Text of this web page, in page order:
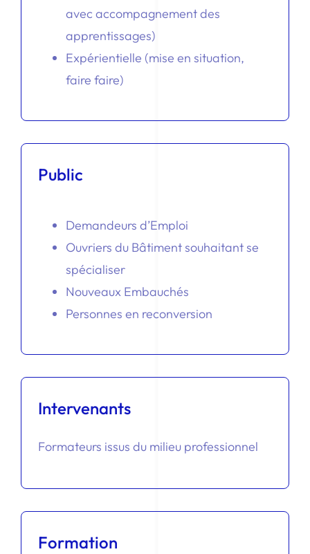
avec accompagnement des
apprentissages)
Expérientielle (mise en situation,
faire faire)
Public
Demandeurs d’Emploi
Ouvriers du Bâtiment souhaitant se
spécialiser
Nouveaux Embauchés
Personnes en reconversion
Intervenants
Formateurs issus du milieu professionnel
Formation